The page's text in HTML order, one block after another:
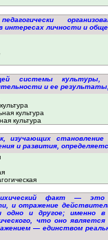
интересах личности и
системы культуры,
и ее
культура
культура
изучающих становление
и развития,
факт — это
и отражение
одно и другое; именно
что оно
— единством